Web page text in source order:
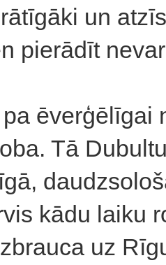
un
pierādīt
ēverģēlīgai
Tā
kādu laiku
uz